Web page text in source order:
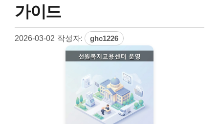
가이드
2026-03-02 작성자: ghc1226